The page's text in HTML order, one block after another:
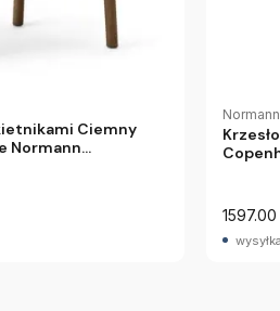
Ciemny
Normann
1597.00